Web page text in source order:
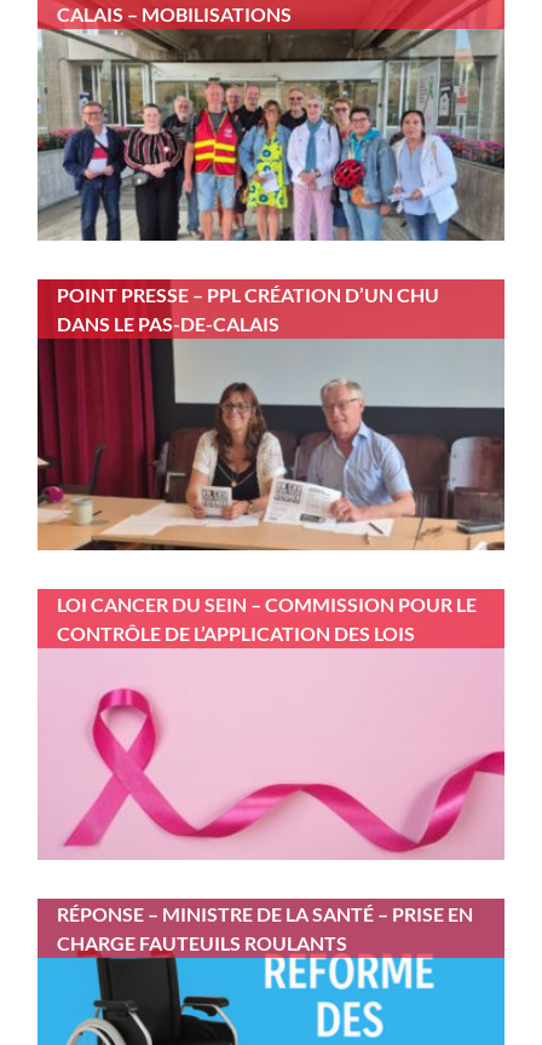
CALAIS – MOBILISATIONS
POINT PRESSE – PPL CRÉATION D’UN CHU
DANS LE PAS-DE-CALAIS
LOI CANCER DU SEIN – COMMISSION POUR LE
CONTRÔLE DE L’APPLICATION DES LOIS
RÉPONSE – MINISTRE DE LA SANTÉ – PRISE EN
CHARGE FAUTEUILS ROULANTS